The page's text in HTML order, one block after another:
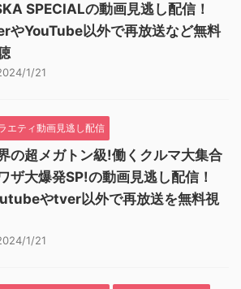
SPECIALの動画見逃し配信！
やYouTube以外で再放送など無料
1/21
エティ動画見逃し配信
の超メガトン級!働くクルマ大集合
ザ大爆発SP!の動画見逃し配信！
やtver以外で再放送を無料視
1/21